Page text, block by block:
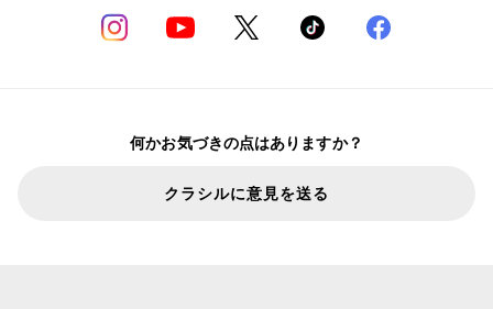
何かお気づきの点はありますか？
クラシルに意見を送る